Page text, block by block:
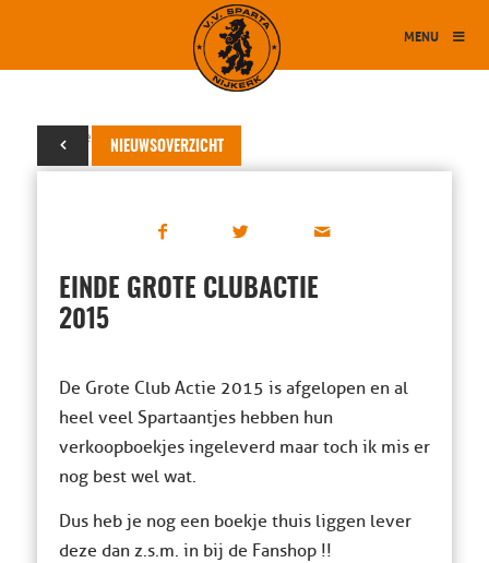
MENU
NIEUWSOVERZICHT
18 november 2015
EINDE GROTE CLUBACTIE
2015
De Grote Club Actie 2015 is afgelopen en al
heel veel Spartaantjes hebben hun
verkoopboekjes ingeleverd maar toch ik mis er
nog best wel wat.
Dus heb je nog een boekje thuis liggen lever
deze dan z.s.m. in bij de Fanshop !!